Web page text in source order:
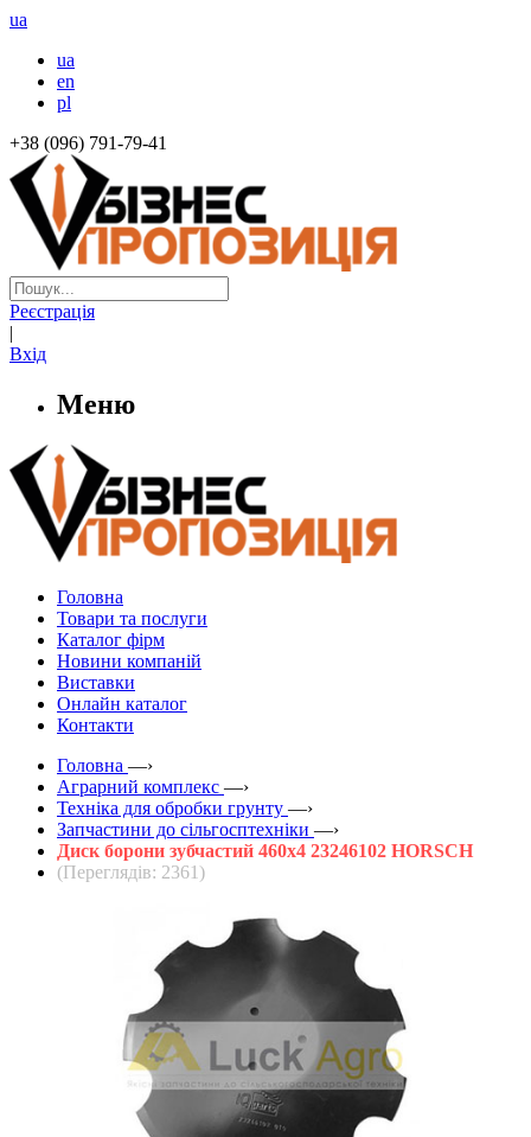
ua
ua
en
pl
+38 (096) 791-79-41
Реєстрація
|
Вхід
Меню
Головна
Товари та послуги
Каталог фірм
Новини компаній
Виставки
Онлайн каталог
Контакти
Головна —›
Аграрний комплекс —›
Техніка для обробки грунту —›
Запчастини до сільгосптехніки —›
Диск борони зубчастий 460х4 23246102 HORSCH
(Переглядів: 2361)